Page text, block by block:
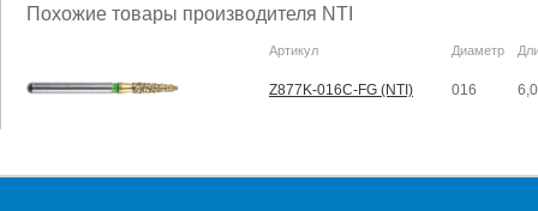
Похожие товары производителя NTI
Артикул Диаметр
Z877K-016C-FG (NTI) 016